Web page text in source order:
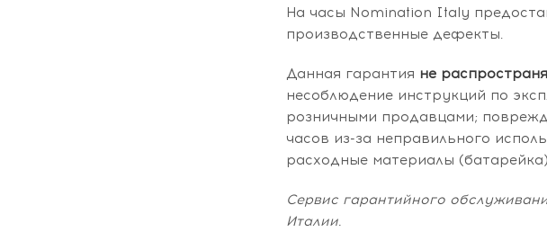
На часы Nomination Italy
производственные дефекты.
Данная гарантия не
несоблюдение инструкций по
розничными продавцами;
часов из-за неправильного
расходные материалы
Сервис гарантийного
Италии.